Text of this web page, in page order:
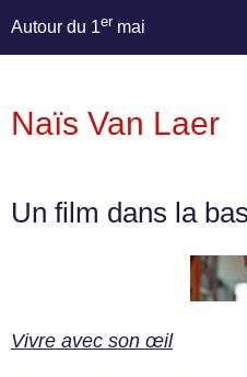
Autour du 1er mai
Naïs Van Laer
Un film dans la
Vivre avec son œil